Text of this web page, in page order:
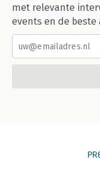
met relevante
events en de beste